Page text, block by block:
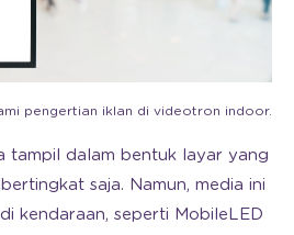
pengertian iklan di videotron indoor.
tampil dalam bentuk layar yang
saja. Namun, media ini
kendaraan, seperti MobileLED